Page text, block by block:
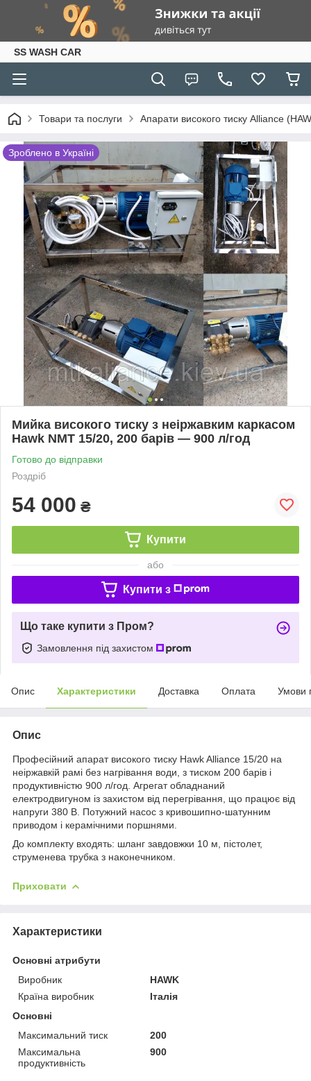
SS WASH CAR
Товари та послуги Апарати високого тиску Alliance
Зроблено в Україні
Мийка високого тиску з неіржавким каркасом
Hawk NMT 15/20, 200 барів — 900 л/год
Готово до відправки
Роздріб
54 000 ₴
Купити
або
Купити з
Що таке купити з Пром?
Замовлення під захистом
Опис Характеристики Доставка Оплата Умови
Опис
Професійний апарат високого тиску Hawk Alliance 15/20 на
неіржавкій рамі без нагрівання води, з тиском 200 барів і
продуктивністю 900 л/год. Агрегат обладнаний
електродвигуном із захистом від перегрівання, що працює від
напруги 380 В. Потужний насос з кривошипно-шатунним
приводом і керамічними поршнями.
До комплекту входять: шланг завдовжки 10 м, пістолет,
струменева трубка з наконечником.
Приховати
Характеристики
Основні атрибути
Виробник
HAWK
Країна виробник
Італія
Основні
Максимальний тиск
200
Максимальна
продуктивність
900